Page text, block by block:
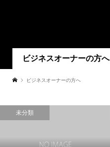
ビジネスオーナーの方へ
ビジネスオーナーの方へ
未分類